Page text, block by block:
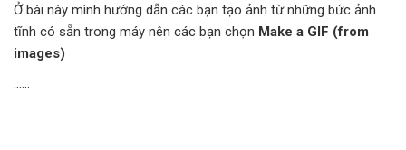
Ở bài này mình hướng dẫn các bạn tạo ảnh từ những bức ảnh
tĩnh có sẵn trong máy nên các bạn chọn Make a GIF (from
images)
......